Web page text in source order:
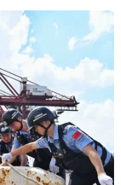
khiến nhiều người dân
TTXVN)
chưa đến 2 giờ
lớn cho Thành